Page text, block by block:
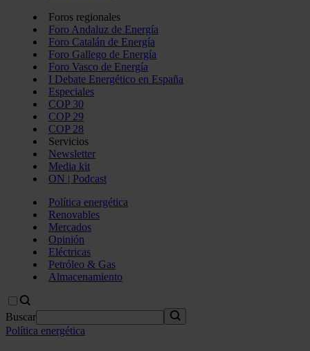
Foros regionales
Foro Andaluz de Energía
Foro Catalán de Energía
Foro Gallego de Energía
Foro Vasco de Energía
I Debate Energético en España
Especiales
COP 30
COP 29
COP 28
Servicios
Newsletter
Media kit
ON | Podcast
Política energética
Renovables
Mercados
Opinión
Eléctricas
Petróleo & Gas
Almacenamiento
Buscar
Política energética